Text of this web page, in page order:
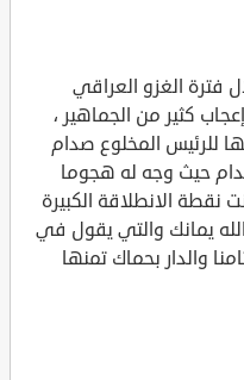
فترة الغزو العراقي
كثير من الجماهير ،
للرئيس المخلوع صدام
حيث وجه له هجوما
نقطة الانطلاقة الكبيرة
يمانك والتي يقول في
والدار بحماك تمنها